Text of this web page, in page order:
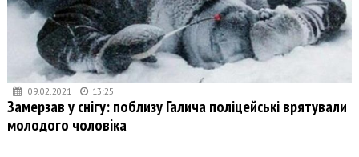
09.02.2021 13:25
Замерзав у снігу: поблизу Галича поліцейські врятували
молодого чоловіка